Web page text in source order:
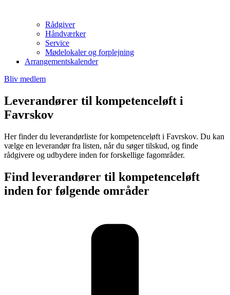
Rådgiver
Håndværker
Service
Mødelokaler og forplejning
Arrangementskalender
Bliv medlem
Leverandører til kompetenceløft i
Favrskov
Her finder du leverandørliste for kompetenceløft i Favrskov. Du kan
vælge en leverandør fra listen, når du søger tilskud, og finde
rådgivere og udbydere inden for forskellige fagområder.
Find leverandører til kompetenceløft
inden for følgende områder